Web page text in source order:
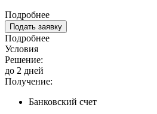
Подробнее
Подать заявку
Подробнее
Условия
Решение:
до 2 дней
Получение:
Банковский счет